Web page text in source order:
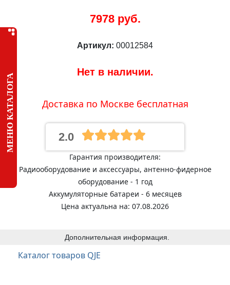
МЕНЮ КАТАЛОГА
7978 руб.
Артикул: 00012584
Нет в наличии.
Доставка по Москве бесплатная
2.0
Гарантия производителя:
Радиооборудование и аксессуары, антенно-фидерное
оборудование - 1 год
Аккумуляторные батареи - 6 месяцев
Цена актуальна на: 07.08.2026
Дополнительная информация.
Каталог товаров QJE